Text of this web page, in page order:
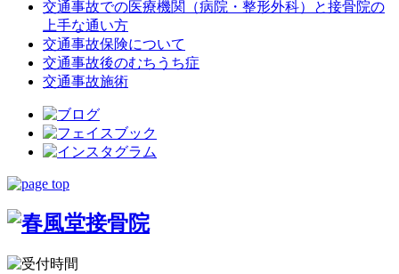
交通事故での医療機関（病院・整形外科）と接骨院の
上手な通い方
交通事故保険について
交通事故後のむちうち症
交通事故施術